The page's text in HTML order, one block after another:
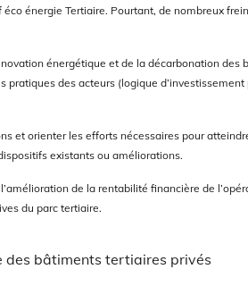
énergie Tertiaire. Pourtant, de nombreux
énergétique et de la décarbonation des
des acteurs (logique
et orienter les efforts nécessaires pour
existants ou améliorations.
de la rentabilité financière de
du parc tertiaire.
des bâtiments tertiaires privés